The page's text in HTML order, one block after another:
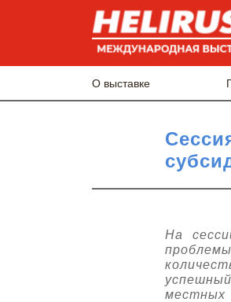
О выставке
На
местных